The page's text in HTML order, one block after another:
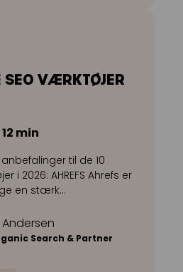
SEO VÆRKTØJER
min
til de 10
i 2026: AHREFS Ahrefs er
en stærk…
Search & Partner